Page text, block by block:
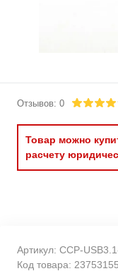
Отзывов: 0
Товар можно
расчету
Артикул: CCP-
Код товара: